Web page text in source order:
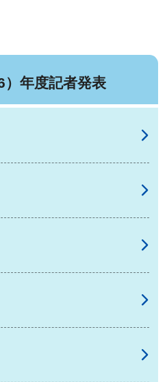
）年度記者発表